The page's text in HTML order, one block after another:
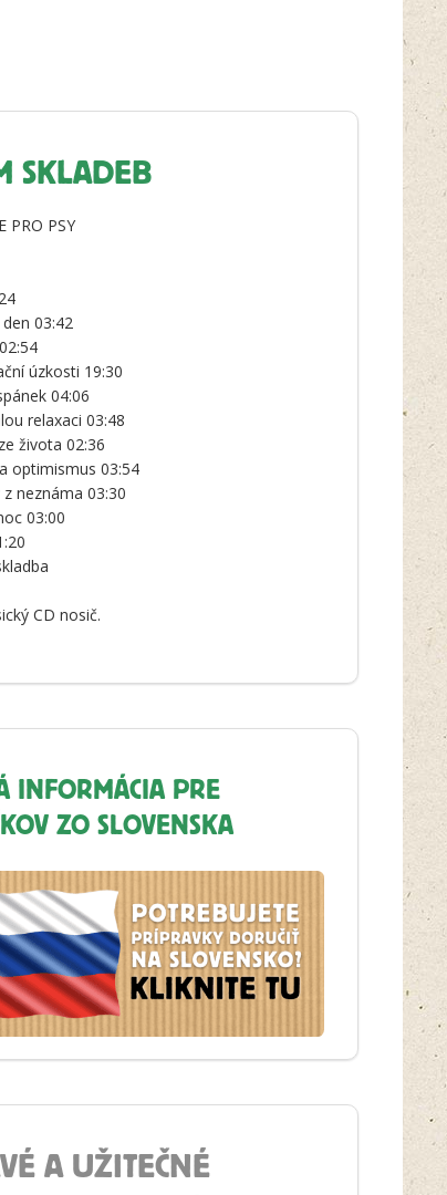
SKLADEB
PRO PSY
03:42
úzkosti 19:30
04:06
relaxaci 03:48
života 02:36
optimismus 03:54
neznáma 03:30
03:00
CD nosič.
INFORMÁCIA PRE
ZO SLOVENSKA
A UŽITEČNÉ